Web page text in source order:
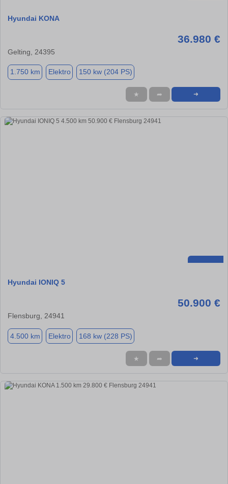
Hyundai KONA
36.980 €
Gelting, 24395
1.750 km Elektro 150 kw (204 PS)
★ ➦ ➜
Hyundai IONIQ 5
50.900 €
Flensburg, 24941
4.500 km Elektro 168 kw (228 PS)
★ ➦ ➜